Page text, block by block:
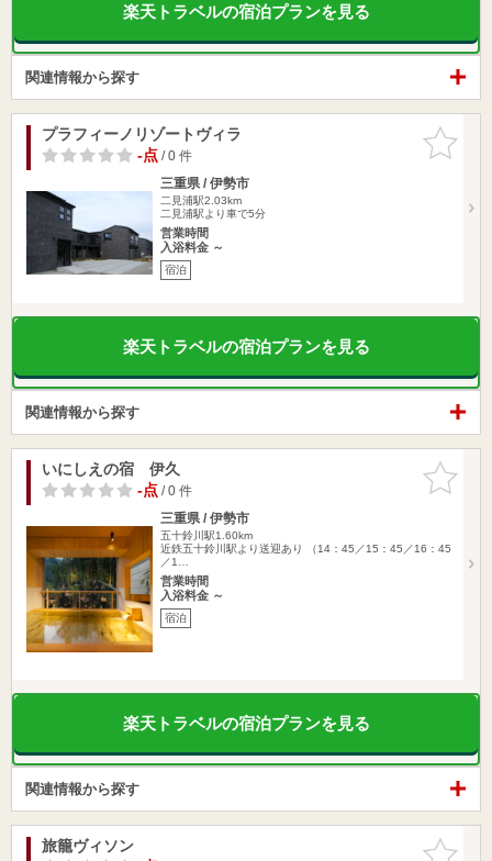
楽天トラベルの宿泊プランを見る
関連情報から探す
お気に入
りに追加
プラフィーノリゾートヴィラ
-点/ 0 件
三重県 / 伊勢市
二見浦駅2.03km
二見浦駅より車で5分
営業時間
入浴料金 ～
宿泊
楽天トラベルの宿泊プランを見る
関連情報から探す
お気に入
りに追加
いにしえの宿 伊久
-点/ 0 件
三重県 / 伊勢市
五十鈴川駅1.60km
近鉄五十鈴川駅より送迎あり （14：45／15：45／16：45
／1…
営業時間
入浴料金 ～
宿泊
楽天トラベルの宿泊プランを見る
関連情報から探す
お気に入
旅籠ヴィソン